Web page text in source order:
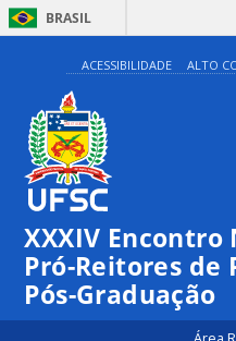
BRASIL
ACESSIBILIDADE ALTO
XXXIV Encontro
Pró-Reitores de
Pós-Graduação